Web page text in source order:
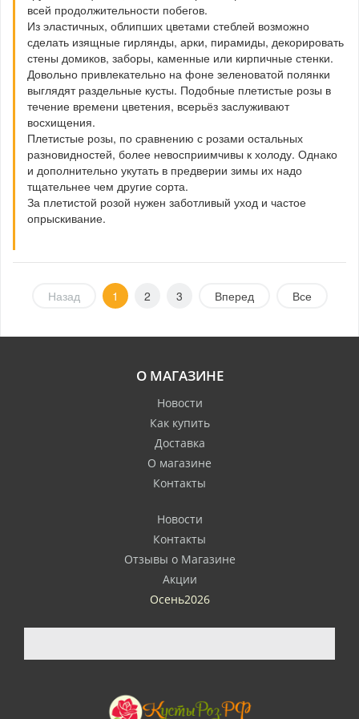
всей продолжительности побегов.
Из эластичных, облипших цветами стеблей возможно
сделать изящные гирлянды, арки, пирамиды, декорировать
стены домиков, заборы, каменные или кирпичные стенки.
Довольно привлекательно на фоне зеленоватой полянки
выглядят раздельные кусты. Подобные плетистые розы в
течение времени цветения, всерьёз заслуживают
восхищения.
Плетистые розы, по сравнению с розами остальных
разновидностей, более невосприимчивы к холоду. Однако
и дополнительно укутать в предверии зимы их надо
тщательнее чем другие сорта.
За плетистой розой нужен заботливый уход и частое
опрыскивание.
Назад 1 2 3 Вперед Все
О МАГАЗИНЕ
Новости
Как купить
Доставка
О магазине
Контакты
Новости
Контакты
Отзывы о Магазине
Акции
Осень2026